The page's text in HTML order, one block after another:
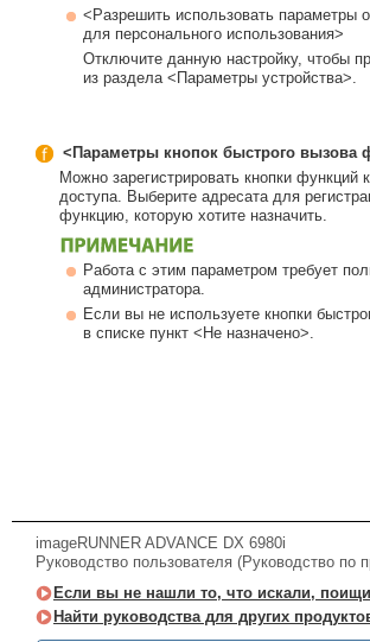
<Разрешить использовать параметры
для персонального использования>
Отключите данную настройку, чтобы
из раздела <Параметры устройства>.
<Параметры кнопок быстрого вызова
Можно зарегистрировать кнопки функций
доступа. Выберите адресата для
функцию, которую хотите назначить.
Работа с этим параметром требует
администратора.
Если вы не используете кнопки
в списке пункт <Не назначено>.
imageRUNNER ADVANCE DX 6980i
Руководство пользователя (Руководство по
Если вы не нашли то, что искали,
Найти руководства для других